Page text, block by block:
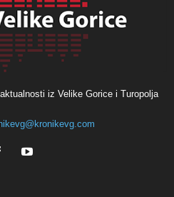
iz Velike Gorice i Turopolja